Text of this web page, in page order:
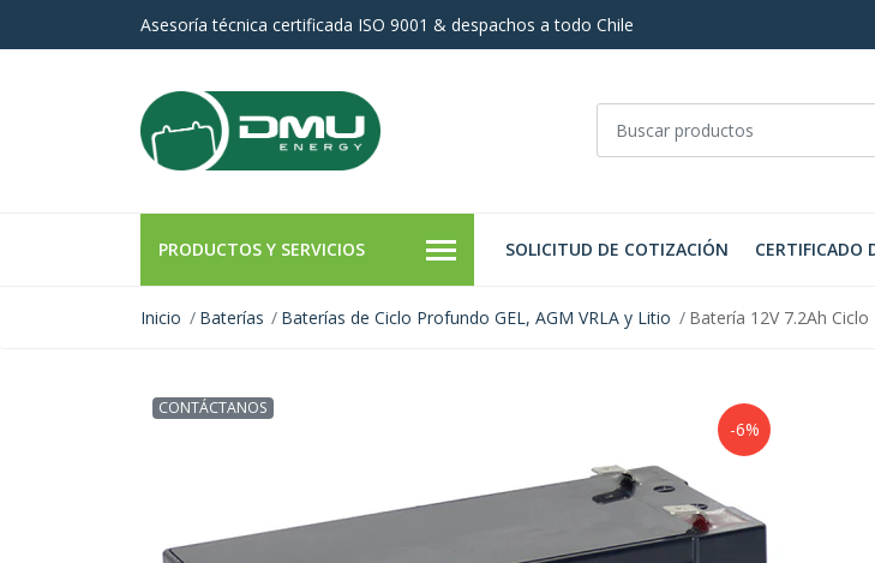
Asesoría técnica certificada ISO 9001 & despachos a todo Chile
PRODUCTOS Y SERVICIOS SOLICITUD DE COTIZACIÓN CERTIFICADO
Inicio Baterías Baterías de Ciclo Profundo GEL, AGM VRLA y Litio Batería 12V 7.2Ah
CONTÁCTANOS
-6%